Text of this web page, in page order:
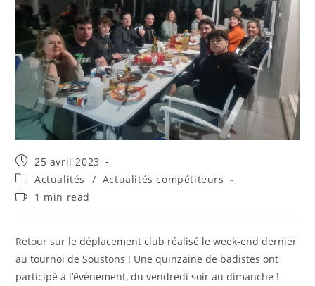
Publication
publiée :
25 avril 2023
Post
category:
Actualités / Actualités compétiteurs
Temps1 min read
Retour sur le déplacement club réalisé le week-end dernier
au tournoi de Soustons ! Une quinzaine de badistes ont
participé à l’évènement, du vendredi soir au dimanche !